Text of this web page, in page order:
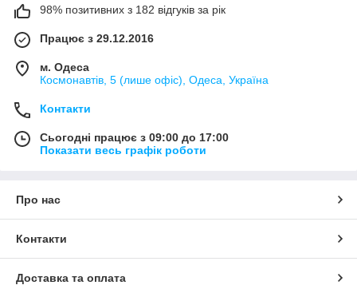
98% позитивних з 182 відгуків за рік
Працює з 29.12.2016
м. Одеса
Космонавтів, 5 (лише офіс), Одеса, Україна
Контакти
Сьогодні працює з 09:00 до 17:00
Показати весь графік роботи
Про нас
Контакти
Доставка та оплата